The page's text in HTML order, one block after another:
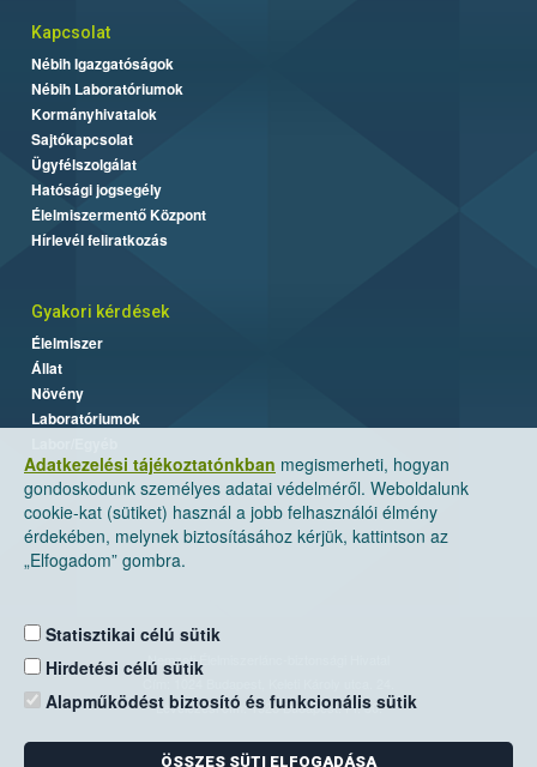
Adatkezelési tájékoztatónkban megismerheti, hogyan
gondoskodunk személyes adatai védelméről. Weboldalunk
cookie-kat (sütiket) használ a jobb felhasználói élmény
érdekében, melynek biztosításához kérjük, kattintson az
„Elfogadom” gombra.
Statisztikai célú sütik
Hirdetési célú sütik
Alapműködést biztosító és funkcionális sütik
ÖSSZES SÜTI ELFOGADÁSA
Kapcsolat
Nébih Igazgatóságok
Nébih Laboratóriumok
Kormányhivatalok
Sajtókapcsolat
Ügyfélszolgálat
Hatósági jogsegély
Élelmiszermentő Központ
Hírlevél feliratkozás
Gyakori kérdések
Élelmiszer
Állat
Növény
Laboratóriumok
Nemzeti Élelmiszerlánc-biztonsági Hivatal
Levelezési cím: 1525 Budapest. Pf. 30.